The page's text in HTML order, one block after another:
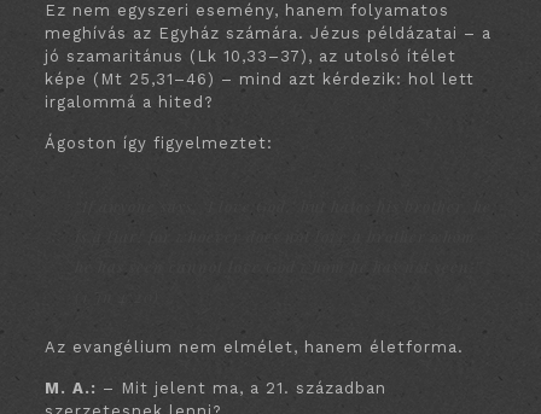
Ez nem egyszeri esemény, hanem folyamatos
meghívás az Egyház számára. Jézus példázatai – a
jó szamaritánus (Lk 10,33–37), az utolsó ítélet
képe (Mt 25,31–46) – mind azt kérdezik: hol lett
irgalommá a hited?
Ágoston így figyelmeztet:
Az evangélium nem elmélet, hanem életforma.
M. A.: – Mit jelent ma, a 21. században